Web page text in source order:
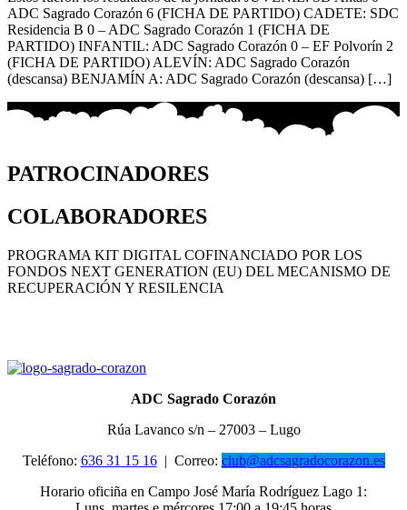
ADC Sagrado Corazón 6 (FICHA DE PARTIDO) CADETE: SDC
Residencia B 0 – ADC Sagrado Corazón 1 (FICHA DE
PARTIDO) INFANTIL: ADC Sagrado Corazón 0 – EF Polvorín 2
(FICHA DE PARTIDO) ALEVÍN: ADC Sagrado Corazón
(descansa) BENJAMÍN A: ADC Sagrado Corazón (descansa) […]
PATROCINADORES
COLABORADORES
PROGRAMA KIT DIGITAL COFINANCIADO POR LOS
FONDOS NEXT GENERATION (EU) DEL MECANISMO DE
RECUPERACIÓN Y RESILENCIA
ADC Sagrado Corazón
Rúa Lavanco s/n – 27003 – Lugo
Teléfono: 636 31 15 16| Correo: club@adcsagradocorazon.es
Horario oficiña en Campo José María Rodríguez Lago 1: